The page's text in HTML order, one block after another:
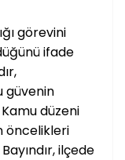
görevini
ifade
güvenin
düzeni
öncelikleri
ilçede